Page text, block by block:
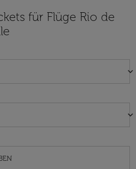
für Flüge Rio de
keyboard_arrow_down
keyboard_arrow_down